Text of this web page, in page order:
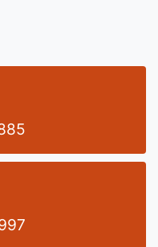
話號碼
真號碼